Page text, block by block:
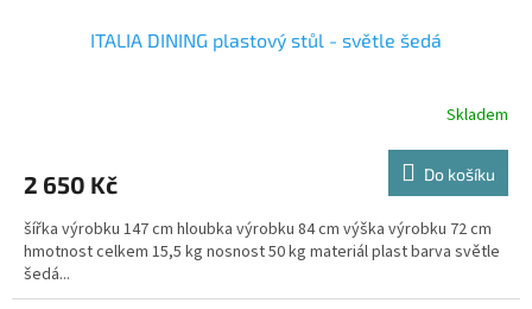
ITALIA DINING plastový stůl - světle šedá
Skladem
2 650 Kč Do košíku
šířka výrobku 147 cm hloubka výrobku 84 cm výška výrobku 72 cm
hmotnost celkem 15,5 kg nosnost 50 kg materiál plast barva světle
šedá...